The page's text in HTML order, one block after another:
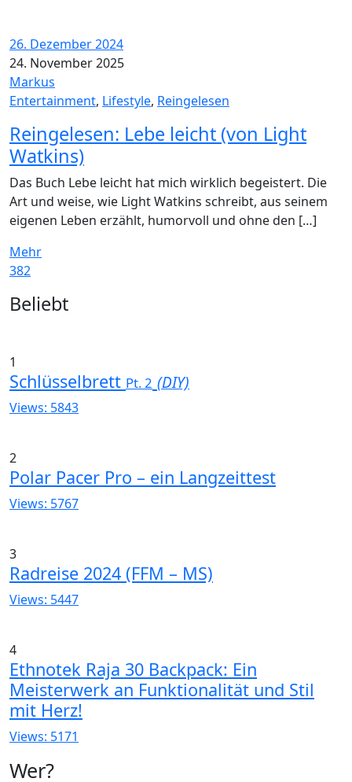
26. Dezember 2024
24. November 2025
Markus
Entertainment, Lifestyle, Reingelesen
Reingelesen: Lebe leicht (von Light
Watkins)
Das Buch Lebe leicht hat mich wirklich begeistert. Die
Art und weise, wie Light Watkins schreibt, aus seinem
eigenen Leben erzählt, humorvoll und ohne den […]
Mehr
382
Widgets
Beliebt
1
Schlüsselbrett Pt. 2 (DIY)
Views: 5843
2
Polar Pacer Pro – ein Langzeittest
Views: 5767
3
Radreise 2024 (FFM – MS)
Views: 5447
4
Ethnotek Raja 30 Backpack: Ein
Meisterwerk an Funktionalität und Stil
mit Herz!
Views: 5171
Wer?